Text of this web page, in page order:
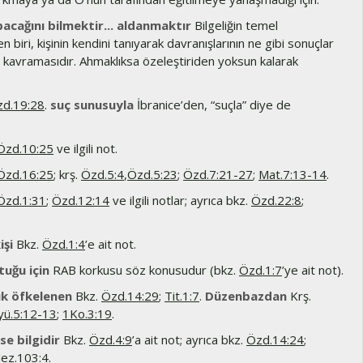
bilmektir... aldanmaktır Bilgeliğin temel
biri, kişinin kendini tanıyarak davranışlarının ne gibi sonuçlar
kavramasıdır. Ahmaklıksa özeleştiriden yoksun kalarak
. suç sunusuyla İbranice’den, “suçla” diye de
ve ilgili not.
; krş. Özd.5:4,Özd.5:23; Özd.7:21-27; Mat.7:13-14.
; Özd.12:14 ve ilgili notlar; ayrıca bkz. Özd.22:8;
Bkz. Özd.1:4’e ait not.
için RAB korkusu söz konusudur (bkz. Özd.1:7’ye ait not).
öfkelenen Bkz. Özd.14:29; Tit.1:7. Düzenbazdan Krş.
13; 1Ko.3:19.
bilgidir Bkz. Özd.4:9’a ait not; ayrıca bkz. Özd.14:24;
.